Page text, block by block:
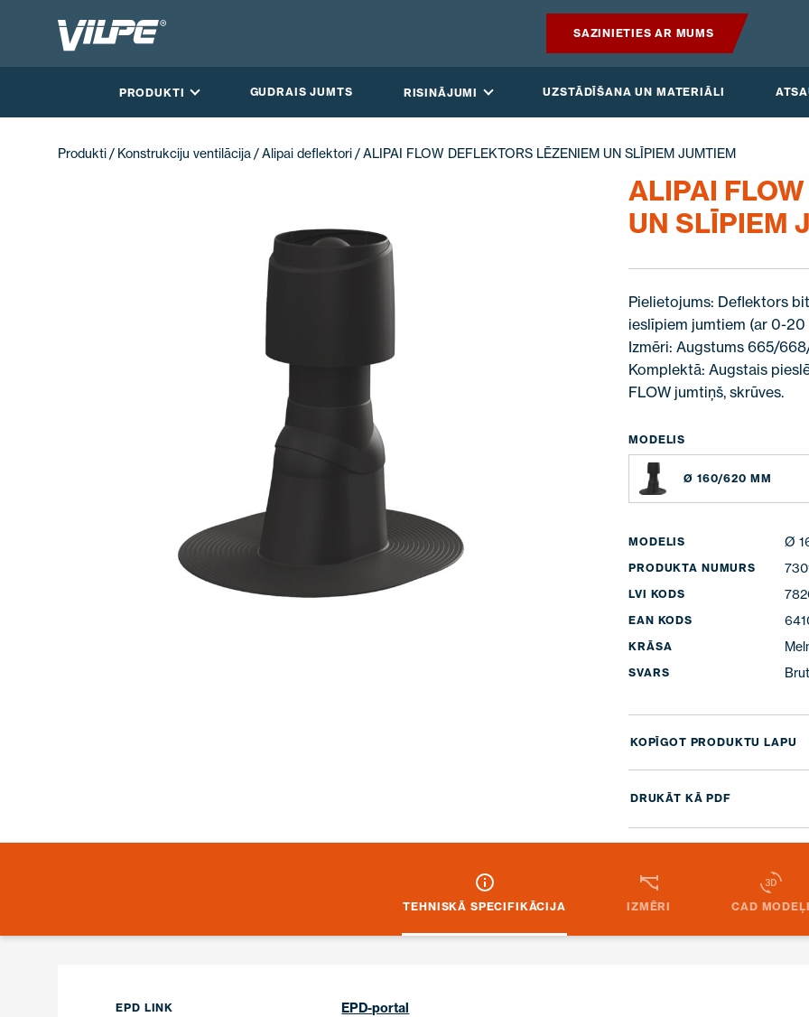
SAZINIETIES AR MUMS
PRODUKTI GUDRAIS JUMTS RISINĀJUMI UZSTĀDĪŠANA UN MATERIĀLI
UZSTĀDĪŠANA UN MATERIĀLI
ATSAUKSMES
PAR MUMS
LV RU
Produkti / Konstrukciju ventilācija /Alipai deflektori / ALIPAI FLOW DEFLEKTORS LĒZENIEM UN SLĪPIEM JUMTIEM
ALIPAI
UN SLĪPIEM
Pielietojums: Deflektors
ieslīpiem jumtiem (ar 0-
Izmēri: Augstums 665/
Komplektā: Augstais
FLOW jumtiņš, skrūves.
MODELIS
Ø 160/620 MM
MODELIS Ø
PRODUKTA NUMURS
LVI KODS
EAN KODS
KRĀSA
SVARS
KOPĪGOT PRODUKTU LAPU
DRUKĀT KĀ PDF
TEHNISKĀ SPECIFIKĀCIJA IZMĒRI CAD
EPD LINK EPD-portal